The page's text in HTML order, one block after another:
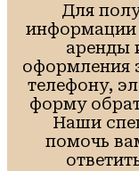
Для
информации
аренды
оформления
телефону,
форму
Наши
помочь